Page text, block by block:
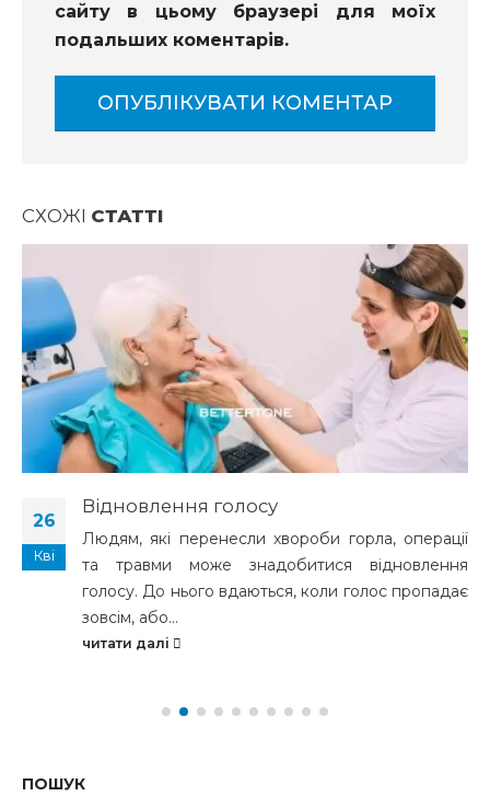
сайту в цьому браузері для моїх
подальших коментарів.
СХОЖІ СТАТТІ
26
Кві
Відновлення голосу
Людям, які перенесли хвороби горла, операції
та травми може знадобитися відновлення
голосу. До нього вдаються, коли голос пропадає
зовсім, або...
читати далі
ПОШУК